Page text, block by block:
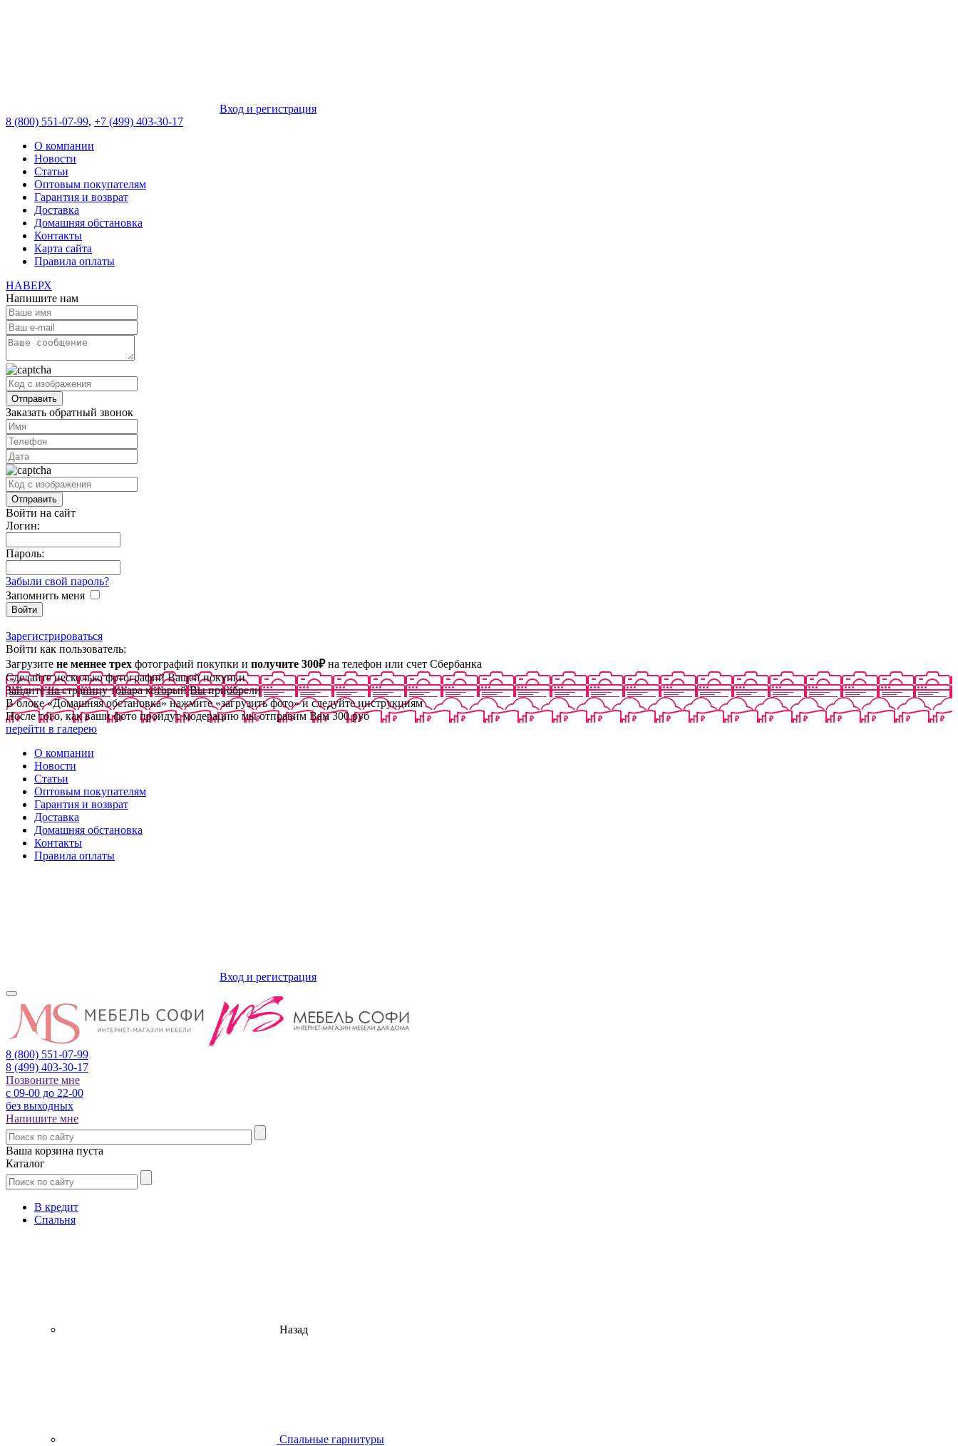
Вход и регистрация
8 (800) 551-07-99, +7 (499) 403-30-17
О компании
Новости
Статьи
Оптовым покупателям
Гарантия и возврат
Доставка
Домашняя обстановка
Контакты
Карта сайта
Правила оплаты
НАВЕРХ
Напишите нам
Заказать обратный звонок
Войти на сайт
Логин:
Пароль:
Забыли свой пароль?
Запомнить меня
Зарегистрироваться
Войти как пользователь:
Загрузите не меннее трех фотографий покупки и получите 300₽на телефон или счет Сбербанка
Сделайте несколько фотографий Вашей покупки
Зайдите на страницу товара который Вы приобрели
В блоке «Домашняя обстановка» нажмите «загрузить фото» и следуйте инструкциям
После того, как ваши фото пройдут модерацию мы отправим Вам 300 руб
перейти в галерею
О компании
Новости
Статьи
Оптовым покупателям
Гарантия и возврат
Доставка
Домашняя обстановка
Контакты
Правила оплаты
Вход и регистрация
8 (800) 551-07-99
8 (499) 403-30-17
Позвоните мне
с 09-00 до 22-00
без выходных
Напишите мне
Ваша корзина пуста
Каталог
В кредит
Спальня
Назад
Спальные гарнитуры